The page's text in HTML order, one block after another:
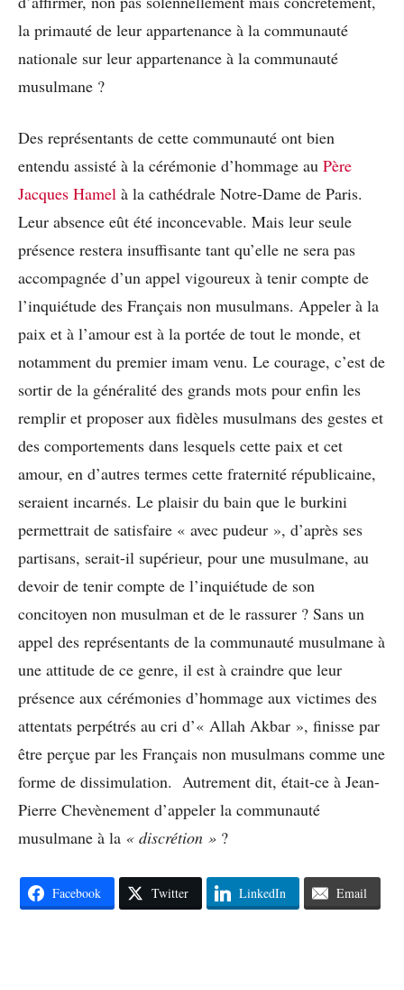
la primauté de leur appartenance à la communauté
nationale sur leur appartenance à la communauté
musulmane ?
Des représentants de cette communauté ont bien
entendu assisté à la cérémonie d’hommage au Père
Jacques Hamel à la cathédrale Notre-Dame de Paris.
Leur absence eût été inconcevable. Mais leur seule
présence restera insuffisante tant qu’elle ne sera pas
accompagnée d’un appel vigoureux à tenir compte de
l’inquiétude des Français non musulmans. Appeler à la
paix et à l’amour est à la portée de tout le monde, et
notamment du premier imam venu. Le courage, c’est de
sortir de la généralité des grands mots pour enfin les
remplir et proposer aux fidèles musulmans des gestes et
des comportements dans lesquels cette paix et cet
amour, en d’autres termes cette fraternité républicaine,
seraient incarnés. Le plaisir du bain que le burkini
permettrait de satisfaire « avec pudeur », d’après ses
partisans, serait-il supérieur, pour une musulmane, au
devoir de tenir compte de l’inquiétude de son
concitoyen non musulman et de le rassurer ? Sans un
appel des représentants de la communauté musulmane à
une attitude de ce genre, il est à craindre que leur
présence aux cérémonies d’hommage aux victimes des
attentats perpétrés au cri d’« Allah Akbar », finisse par
être perçue par les Français non musulmans comme une
forme de dissimulation. Autrement dit, était-ce à Jean-
Pierre Chevènement d’appeler la communauté
musulmane à la « discrétion » ?
Facebook Twitter LinkedIn Email